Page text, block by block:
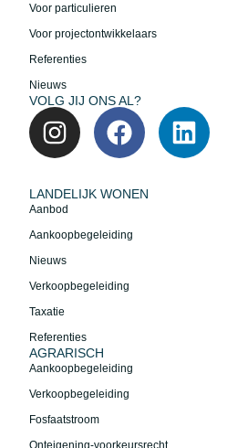
Voor particulieren
Voor projectontwikkelaars
Referenties
Nieuws
VOLG JIJ ONS AL?
LANDELIJK WONEN
Aanbod
Aankoopbegeleiding
Nieuws
Verkoopbegeleiding
Taxatie
Referenties
AGRARISCH
Aankoopbegeleiding
Verkoopbegeleiding
Fosfaatstroom
Onteigening-voorkeursrecht